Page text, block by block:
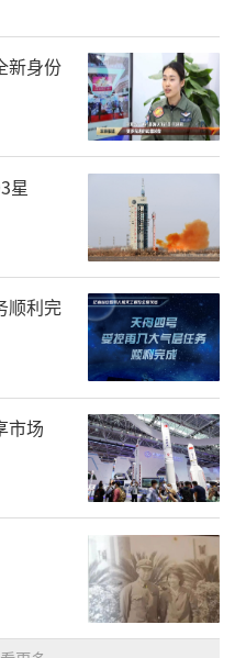
及时进行维修。
，下一步，他们将结
宣传，以及防空警报
公益活动宣传等时
运用工作，让“人防
挥应有作用。（关
新身份
星
顺利完
市场